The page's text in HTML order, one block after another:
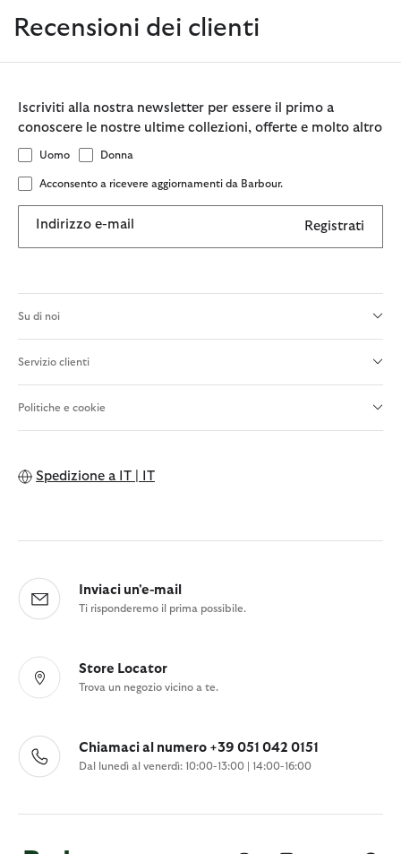
Recensioni dei clienti
Iscriviti alla nostra newsletter per essere il primo a
conoscere le nostre ultime collezioni, offerte e molto altro
Uomo Donna
Acconsento a ricevere aggiornamenti da Barbour.
Indirizzo e-mail Registrati
Su di noi
Servizio clienti
Politiche e cookie
Spedizione a IT | IT
Inviaci un'e-mail
Ti risponderemo il prima possibile.
Store Locator
Trova un negozio vicino a te.
Chiamaci al numero +39 051 042 0151
Dal lunedì al venerdì: 10:00-13:00 | 14:00-16:00